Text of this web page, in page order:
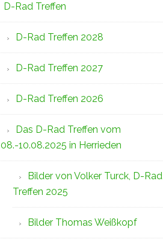
D-Rad Treffen
D-Rad Treffen 2028
D-Rad Treffen 2027
D-Rad Treffen 2026
Das D-Rad Treffen vom
08.-10.08.2025 in Herrieden
Bilder von Volker Turck, D-Rad
Treffen 2025
Bilder Thomas Weißkopf